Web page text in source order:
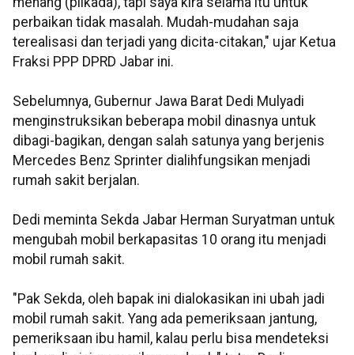
perbaikan tidak masalah. Mudah-mudahan saja
terealisasi dan terjadi yang dicita-citakan," ujar Ketua
Fraksi PPP DPRD Jabar ini.
Sebelumnya, Gubernur Jawa Barat Dedi Mulyadi
menginstruksikan beberapa mobil dinasnya untuk
dibagi-bagikan, dengan salah satunya yang berjenis
Mercedes Benz Sprinter dialihfungsikan menjadi
rumah sakit berjalan.
Dedi meminta Sekda Jabar Herman Suryatman untuk
mengubah mobil berkapasitas 10 orang itu menjadi
mobil rumah sakit.
"Pak Sekda, oleh bapak ini dialokasikan ini ubah jadi
mobil rumah sakit. Yang ada pemeriksaan jantung,
pemeriksaan ibu hamil, kalau perlu bisa mendeteksi